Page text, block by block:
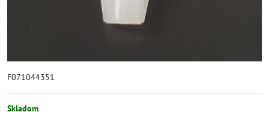
F071044351
Skladom